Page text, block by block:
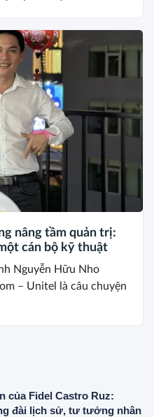
nâng tầm quản trị:
cán bộ kỹ thuật
Nguyễn Hữu Nho
– Unitel là câu chuyện
của Fidel Castro Ruz:
đài lịch sử, tư tưởng nhân